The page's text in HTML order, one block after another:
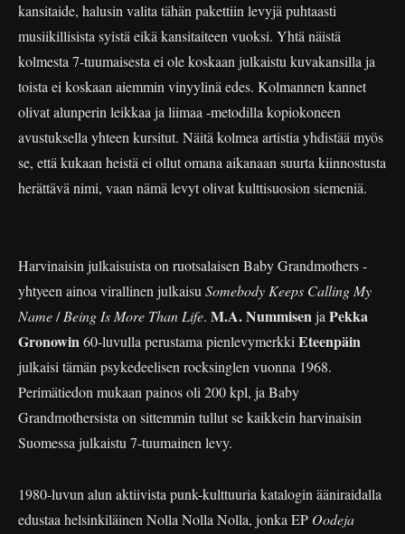
kansitaide, halusin valita tähän pakettiin levyjä puhtaasti
musiikillisista syistä eikä kansitaiteen vuoksi. Yhtä näistä
kolmesta 7-tuumaisesta ei ole koskaan julkaistu kuvakansilla ja
toista ei koskaan aiemmin vinyylinä edes. Kolmannen kannet
olivat alunperin leikkaa ja liimaa -metodilla kopiokoneen
avustuksella yhteen kursitut. Näitä kolmea artistia yhdistää myös
se, että kukaan heistä ei ollut omana aikanaan suurta kiinnostusta
herättävä nimi, vaan nämä levyt olivat kulttisuosion siemeniä.
Harvinaisin julkaisuista on ruotsalaisen Baby Grandmothers -
yhtyeen ainoa virallinen julkaisu Somebody Keeps Calling My
Name/Being Is More Than Life. M.A. Nummisenja Pekka
Gronowin60-luvulla perustama pienlevymerkki Eteenpäin
julkaisi tämän psykedeelisen rocksinglen vuonna 1968.
Perimätiedon mukaan painos oli 200 kpl, ja Baby
Grandmothersista on sittemmin tullut se kaikkein harvinaisin
Suomessa julkaistu 7-tuumainen levy.
1980-luvun alun aktiivista punk-kulttuuria katalogin ääniraidalla
edustaa helsinkiläinen Nolla Nolla Nolla, jonka EP Oodeja